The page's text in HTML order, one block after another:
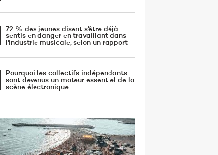
72 % des jeunes disent s'être déjà
sentis en danger en travaillant dans
l'industrie musicale, selon un rapport
Pourquoi les collectifs indépendants
sont devenus un moteur essentiel de la
scène électronique